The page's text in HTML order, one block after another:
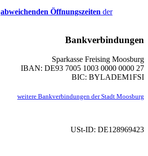
abweichenden Öffnungszeiten der
Bankverbindungen
Sparkasse Freising Moosburg
IBAN: DE93 7005 1003 0000 0000 27
BIC: BYLADEM1FSI
weitere Bankverbindungen der Stadt Moosburg
USt-ID: DE128969423